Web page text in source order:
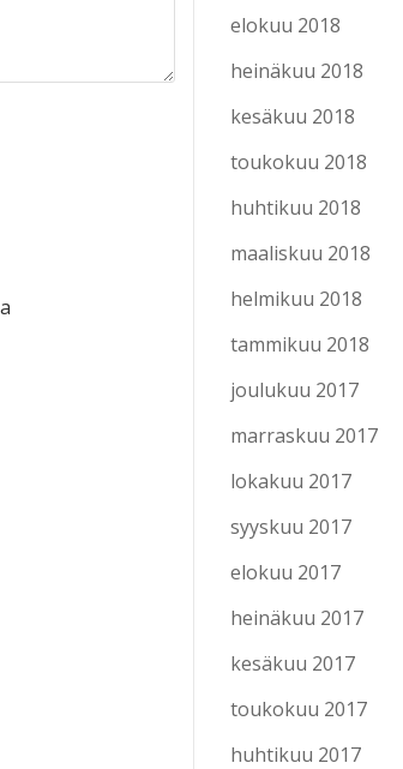
elokuu 2018
heinäkuu 2018
kesäkuu 2018
toukokuu 2018
huhtikuu 2018
maaliskuu 2018
helmikuu 2018
tammikuu 2018
joulukuu 2017
marraskuu 2017
lokakuu 2017
syyskuu 2017
elokuu 2017
heinäkuu 2017
kesäkuu 2017
toukokuu 2017
huhtikuu 2017